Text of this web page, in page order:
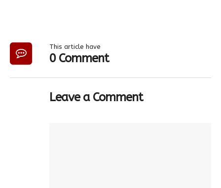
This article have
0 Comment
Leave a Comment